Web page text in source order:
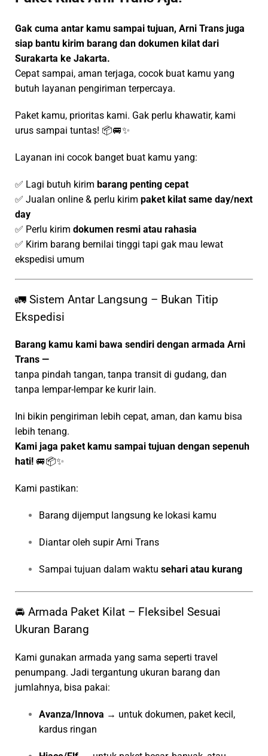
Gak cuma antar kamu sampai tujuan, Arni Trans juga
siap bantu kirim barang dan dokumen kilat dari
Surakarta ke Jakarta.
Cepat sampai, aman terjaga, cocok buat kamu yang
butuh layanan pengiriman terpercaya.
Paket kamu, prioritas kami. Gak perlu khawatir, kami
urus sampai tuntas! 📦🚐✨
Layanan ini cocok banget buat kamu yang:
✅ Lagi butuh kirim barang penting cepat
✅ Jualan online & perlu kirim paket kilat same day/next
day
✅ Perlu kirim dokumen resmi atau rahasia
✅ Kirim barang bernilai tinggi tapi gak mau lewat
ekspedisi umum
🚛 Sistem Antar Langsung – Bukan Titip
Ekspedisi
Barang kamu kami bawa sendiri dengan armada Arni
Trans —
tanpa pindah tangan, tanpa transit di gudang, dan
tanpa lempar-lempar ke kurir lain.
Ini bikin pengiriman lebih cepat, aman, dan kamu bisa
lebih tenang.
Kami jaga paket kamu sampai tujuan dengan sepenuh
hati! 🚐📦✨
Kami pastikan:
Barang dijemput langsung ke lokasi kamu
Diantar oleh supir Arni Trans
Sampai tujuan dalam waktu sehari atau kurang
🚘 Armada Paket Kilat – Fleksibel Sesuai
Ukuran Barang
Kami gunakan armada yang sama seperti travel
penumpang. Jadi tergantung ukuran barang dan
jumlahnya, bisa pakai:
Avanza/Innova → untuk dokumen, paket kecil,
kardus ringan